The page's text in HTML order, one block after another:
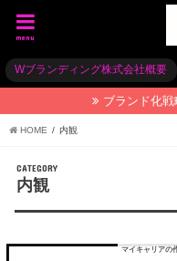
menu
Wブランディング株式会社概要
ブランド化
HOME 内観
CATEGORY
内観
マイキャリアの